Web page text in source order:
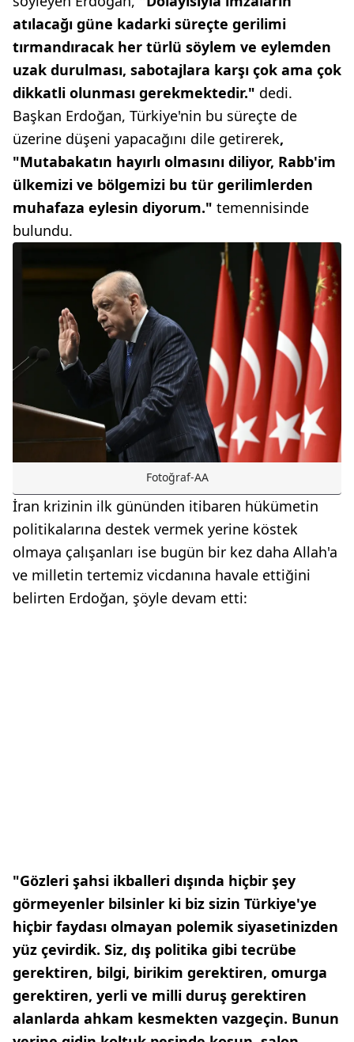
atılacağı güne kadarki süreçte gerilimi
tırmandıracak her türlü söylem ve eylemden
uzak durulması, sabotajlara karşı çok ama çok
dikkatli olunması gerekmektedir." dedi.
Başkan Erdoğan, Türkiye'nin bu süreçte de
üzerine düşeni yapacağını dile getirerek,
"Mutabakatın hayırlı olmasını diliyor, Rabb'im
ülkemizi ve bölgemizi bu tür gerilimlerden
muhafaza eylesin diyorum." temennisinde
bulundu.
Fotoğraf-AA
İran krizinin ilk gününden itibaren hükümetin
politikalarına destek vermek yerine köstek
olmaya çalışanları ise bugün bir kez daha Allah'a
ve milletin tertemiz vicdanına havale ettiğini
belirten Erdoğan, şöyle devam etti:
"Gözleri şahsi ikballeri dışında hiçbir şey
görmeyenler bilsinler ki biz sizin Türkiye'ye
hiçbir faydası olmayan polemik siyasetinizden
yüz çevirdik. Siz, dış politika gibi tecrübe
gerektiren, bilgi, birikim gerektiren, omurga
gerektiren, yerli ve milli duruş gerektiren
alanlarda ahkam kesmekten vazgeçin. Bunun